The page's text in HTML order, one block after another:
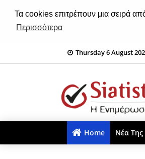
Τα cookies επιτρέπουν μια σειρά
Περισσότερα
Thursday 6 August
το μάθημα το ξέρουμε, εκείνοι που δεν
Home Νέα Της